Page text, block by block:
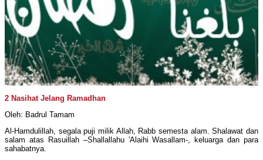
2 Nasihat Jelang Ramadhan
Oleh: Badrul Tamam
Al-Hamdulillah, segala puji milik Allah, Rabb semesta alam. Shalawat dan
salam atas Rasuillah –Shallallahu 'Alaihi Wasallam-, keluarga dan para
sahabatnya.